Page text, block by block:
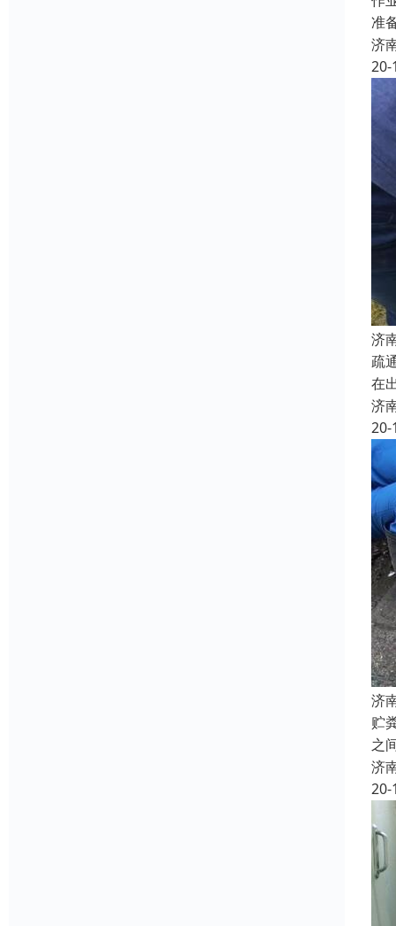
准
济
20-
济
疏
在
济
20-
济
贮
之
济
20-